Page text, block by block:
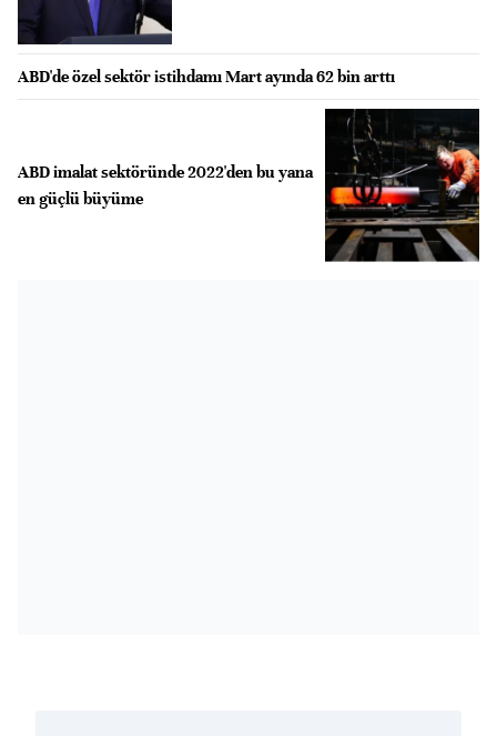
ABD'de özel sektör istihdamı Mart ayında 62 bin arttı
ABD imalat sektöründe 2022'den bu yana
en güçlü büyüme